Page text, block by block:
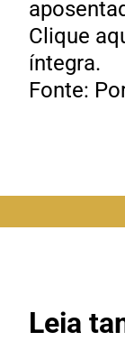
Clique
íntegra.
Fonte:
Leia